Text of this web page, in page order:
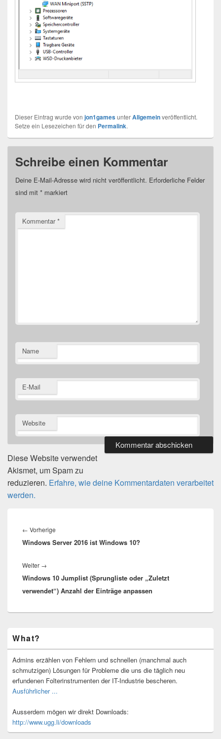
Dieser Eintrag wurde von jon1gamesunterAllgemeinveröffentlicht.
Setze ein Lesezeichen für den Permalink.
Schreibe einen Kommentar
Deine E-Mail-Adresse wird nicht veröffentlicht. Erforderliche Felder
sind mit * markiert
Kommentar*
Name
E-Mail
Website
Diese Website verwendet
Akismet, um Spam zu
reduzieren. Erfahre, wie deine Kommentardaten verarbeitet
werden.
← Vorherige
Beitrag:
Windows Server 2016 ist Windows 10?
Weiter →
Beitrag:
Windows 10 Jumplist (Sprungliste oder „Zuletzt
verwendet“) Anzahl der Einträge anpassen
Seitenleisten-
Widgetbereich
What?
Admins erzählen von Fehlern und schnellen (manchmal auch
schmutzigen) Lösungen für Probleme die uns die täglich neu
erfundenen Folterinstrumenten der IT-Industrie bescheren.
Ausführlicher ...
Ausserdem mögen wir direkt Downloads:
http://www.ugg.li/downloads